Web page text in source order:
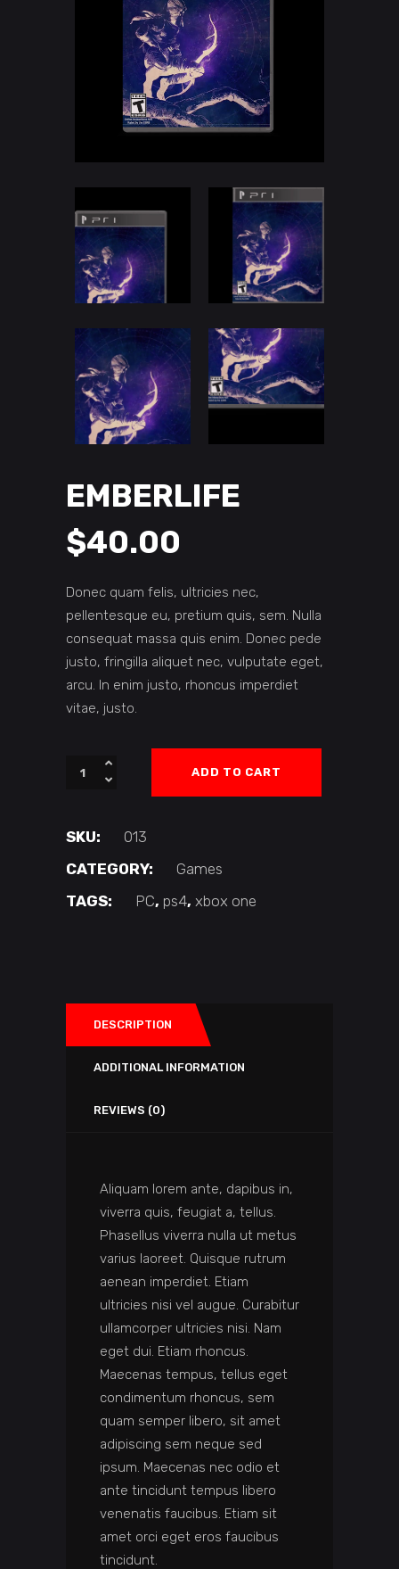
EMBERLIFE
$40.00
Donec quam felis, ultricies nec,
pellentesque eu, pretium quis, sem. Nulla
consequat massa quis enim. Donec pede
justo, fringilla aliquet nec, vulputate eget,
arcu. In enim justo, rhoncus imperdiet
vitae, justo.
Quantity ADD TO CART
SKU:
013
CATEGORY:
Games
TAGS:
PC, ps4, xbox one
DESCRIPTION
ADDITIONAL INFORMATION
REVIEWS (0)
Aliquam lorem ante, dapibus in,
viverra quis, feugiat a, tellus.
Phasellus viverra nulla ut metus
varius laoreet. Quisque rutrum
aenean imperdiet. Etiam
ultricies nisi vel augue. Curabitur
ullamcorper ultricies nisi. Nam
eget dui. Etiam rhoncus.
Maecenas tempus, tellus eget
condimentum rhoncus, sem
quam semper libero, sit amet
adipiscing sem neque sed
ipsum. Maecenas nec odio et
ante tincidunt tempus libero
venenatis faucibus. Etiam sit
amet orci eget eros faucibus
tincidunt.